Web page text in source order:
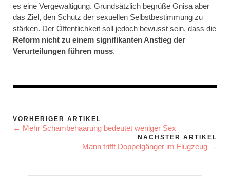
es eine Vergewaltigung. Grundsätzlich begrüße Gnisa aber
das Ziel, den Schutz der sexuellen Selbstbestimmung zu
stärken. Der Öffentlichkeit soll jedoch bewusst sein, dass die
Reform nicht zu einem signifikanten Anstieg der
Verurteilungen führen muss.
VORHERIGER ARTIKEL
← Mehr Schambehaarung bedeutet weniger Sex
NÄCHSTER ARTIKEL
Mann trifft Doppelgänger im Flugzeug →